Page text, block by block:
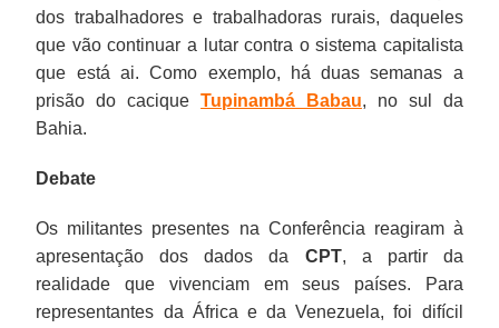
dos trabalhadores e trabalhadoras rurais, daqueles
que vão continuar a lutar contra o sistema capitalista
que está ai. Como exemplo, há duas semanas a
prisão do caciqueTupinambá Babau, no sul da
Bahia.
Debate
Os militantes presentes na Conferência reagiram à
apresentação dos dados da CPT, a partir da
realidade que vivenciam em seus países. Para
representantes da África e da Venezuela, foi difícil